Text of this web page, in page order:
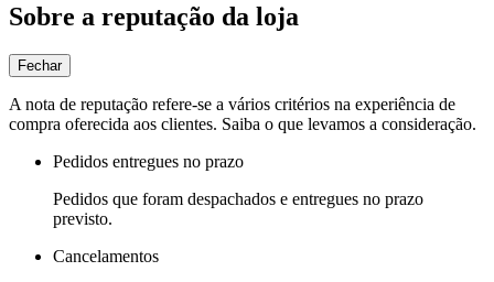
Sobre a reputação da loja
Fechar
A nota de reputação refere-se a vários critérios na experiência de
compra oferecida aos clientes. Saiba o que levamos a consideração.
Pedidos entregues no prazo
Pedidos que foram despachados e entregues no prazo
previsto.
Cancelamentos